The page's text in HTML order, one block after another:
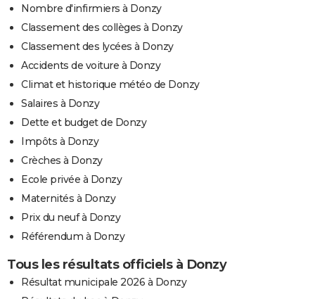
Nombre d'infirmiers à Donzy
Classement des collèges à Donzy
Classement des lycées à Donzy
Accidents de voiture à Donzy
Climat et historique météo de Donzy
Salaires à Donzy
Dette et budget de Donzy
Impôts à Donzy
Crèches à Donzy
Ecole privée à Donzy
Maternités à Donzy
Prix du neuf à Donzy
Référendum à Donzy
Tous les résultats officiels à Donzy
Résultat municipale 2026 à Donzy